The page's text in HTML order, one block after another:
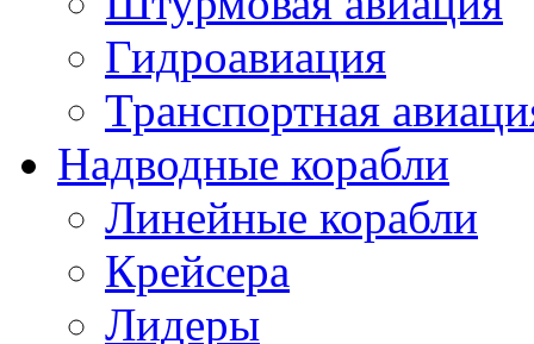
Гидроавиация
Транспортная
Надводные корабли
Линейные корабли
Крейсера
Лидеры